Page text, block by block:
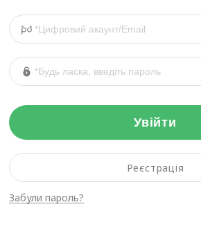
Увійти
Забули пароль?
Реєстрація